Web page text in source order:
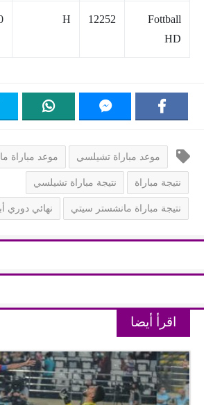
Fottball
HD
12252
H
موعد مباراة تشيلسي موعد مباراة
نتيجة مباراة نتيجة مباراة تشيلسي
نتيجة مباراة مانشستر سيتي نهائي دوري
اقرأ أيضا